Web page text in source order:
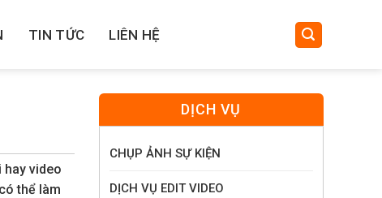
TIN TỨC LIÊN HỆ
hay video
thể làm
DỊCH VỤ
CHỤP ẢNH SỰ KIỆN
DỊCH VỤ EDIT VIDEO